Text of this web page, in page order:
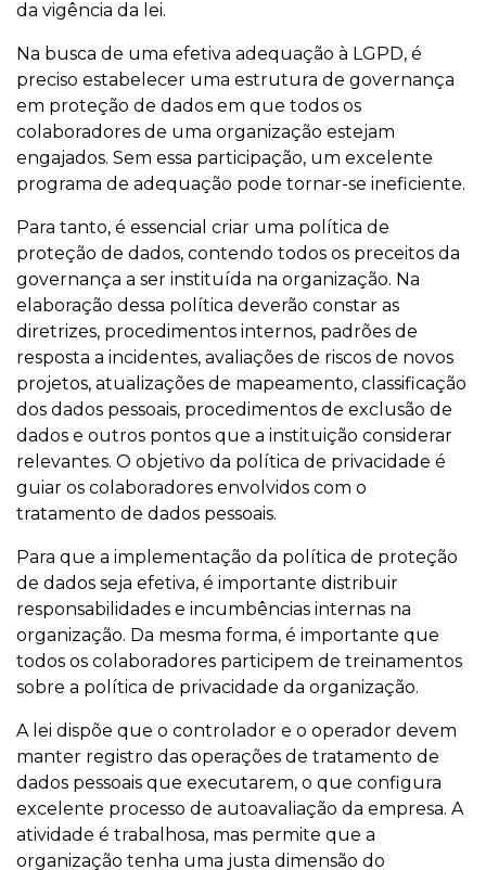
da vigência da lei.
Na busca de uma efetiva adequação à LGPD, é
preciso estabelecer uma estrutura de governança
em proteção de dados em que todos os
colaboradores de uma organização estejam
engajados. Sem essa participação, um excelente
programa de adequação pode tornar-se ineficiente.
Para tanto, é essencial criar uma política de
proteção de dados, contendo todos os preceitos da
governança a ser instituída na organização. Na
elaboração dessa política deverão constar as
diretrizes, procedimentos internos, padrões de
resposta a incidentes, avaliações de riscos de novos
projetos, atualizações de mapeamento, classificação
dos dados pessoais, procedimentos de exclusão de
dados e outros pontos que a instituição considerar
relevantes. O objetivo da política de privacidade é
guiar os colaboradores envolvidos com o
tratamento de dados pessoais.
Para que a implementação da política de proteção
de dados seja efetiva, é importante distribuir
responsabilidades e incumbências internas na
organização. Da mesma forma, é importante que
todos os colaboradores participem de treinamentos
sobre a política de privacidade da organização.
A lei dispõe que o controlador e o operador devem
manter registro das operações de tratamento de
dados pessoais que executarem, o que configura
excelente processo de autoavaliação da empresa. A
atividade é trabalhosa, mas permite que a
organização tenha uma justa dimensão do